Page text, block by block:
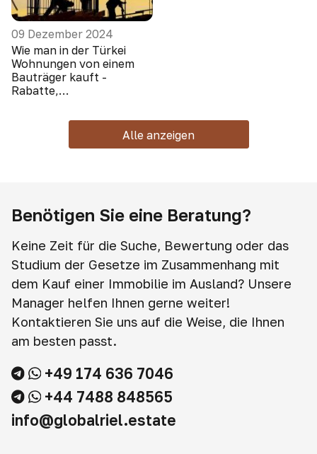
09 Dezember 2024
Wie man in der Türkei
Wohnungen von einem
Bauträger kauft -
Rabatte,
Alle anzeigen
Benötigen Sie eine Beratung?
Keine Zeit für die Suche, Bewertung oder das
Studium der Gesetze im Zusammenhang mit
dem Kauf einer Immobilie im Ausland? Unsere
Manager helfen Ihnen gerne weiter!
Kontaktieren Sie uns auf die Weise, die Ihnen
am besten passt.
+49 174 636 7046
+44 7488 848565
info@globalriel.estate